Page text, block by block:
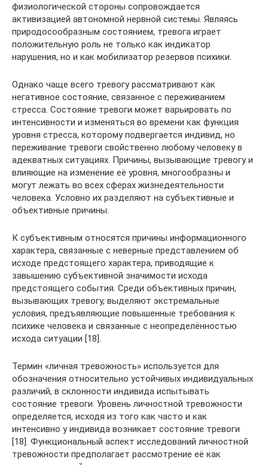
физиологической стороны сопровождается
активизацией автономной нервной системы. Являясь
природосообразным состоянием, тревога играет
положительную роль не только как индикатор
нарушения, но и как мобилизатор резервов психики.
Однако чаще всего тревогу рассматривают как
негативное состояние, связанное с переживанием
стресса. Состояние тревоги может варьировать по
интенсивности и изменяться во времени как функция
уровня стресса, которому подвергается индивид, но
переживание тревоги свойственно любому человеку в
адекватных ситуациях. Причины, вызывающие тревогу и
влияющие на изменение её уровня, многообразны и
могут лежать во всех сферах жизнедеятельности
человека. Условно их разделяют на субъективные и
объективные причины.
К субъективным относятся причины информационного
характера, связанные с неверные представлением об
исходе предстоящего характера, приводящие к
завышению субъективной значимости исхода
предстоящего события. Среди объективных причин,
вызывающих тревогу, выделяют экстремальные
условия, предъявляющие повышенные требования к
психике человека и связанные с неопределённостью
исхода ситуации [18].
Термин «личная тревожность» используется для
обозначения относительно устойчивых индивидуальных
различий, в склонности индивида испытывать
состояние тревоги. Уровень личностной тревожности
определяется, исходя из того как часто и как
интенсивно у индивида возникает состояние тревоги
[18]. Функциональный аспект исследований личностной
тревожности предполагает рассмотрение её как